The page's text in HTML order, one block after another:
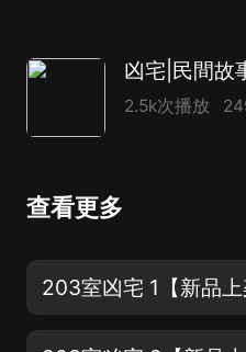
2.5k次播放
查看更多